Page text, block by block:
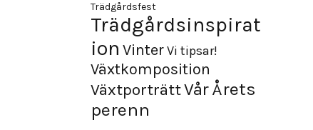
Trädgårdsfest
Trädgårdsinspirat
ion VinterVi tipsar!
Växtkomposition
VäxtporträttVårÅrets
perenn